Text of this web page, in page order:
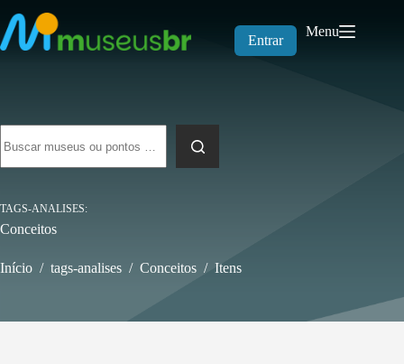
para
o
conteúdo
Entrar
Menu
resultados
TAGS-ANALISES
Conceitos
Início / tags-analises / Conceitos / Itens